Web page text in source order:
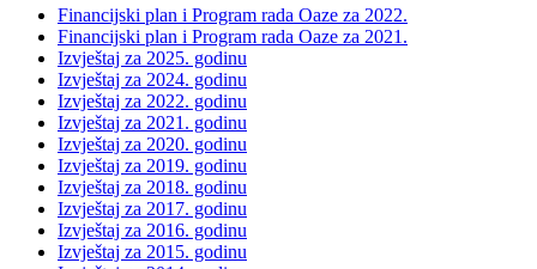
Financijski plan i Program rada Oaze za 2022.
Financijski plan i Program rada Oaze za 2021.
Izvještaj za 2025. godinu
Izvještaj za 2024. godinu
Izvještaj za 2022. godinu
Izvještaj za 2021. godinu
Izvještaj za 2020. godinu
Izvještaj za 2019. godinu
Izvještaj za 2018. godinu
Izvještaj za 2017. godinu
Izvještaj za 2016. godinu
Izvještaj za 2015. godinu